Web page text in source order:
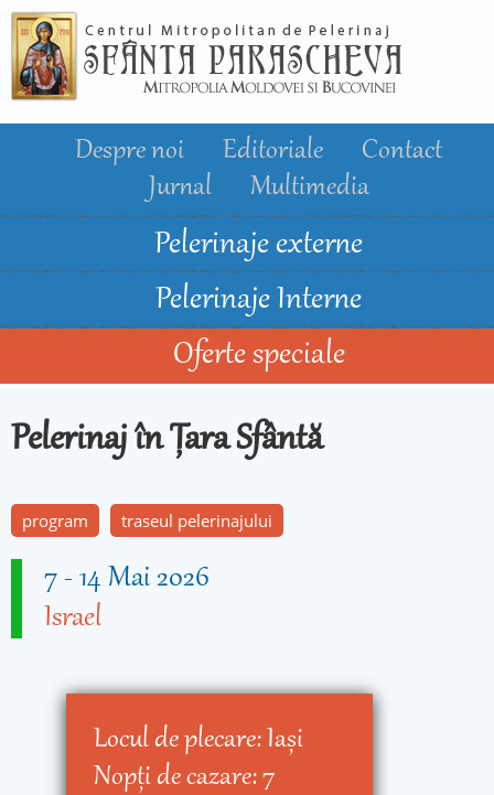
conţinutul
principal
Despre noi Editoriale
Contact
Jurnal
Multimedia
Pelerinaje externe
Pelerinaje Interne
Oferte speciale
Pelerinaj în Țara Sfântă
program traseul pelerinajului
7-14 Mai 2026
Israel
Locul de plecare:Iaşi
Nopţi de cazare:7